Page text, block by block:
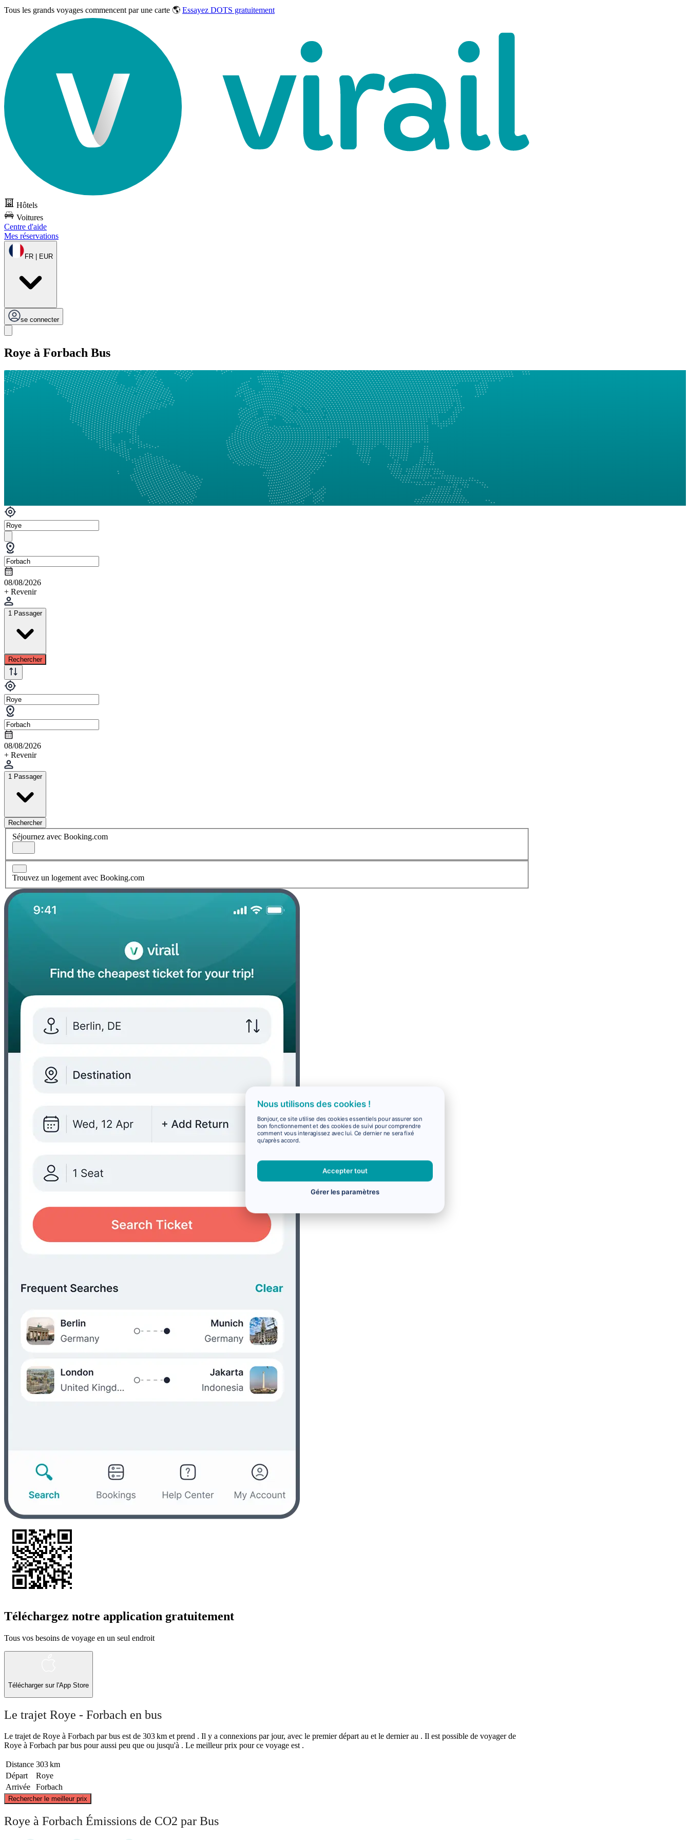
Tous les grands voyages commencent par une carte 🌎 Essayez DOTS gratuitement
Hôtels
Voitures
Centre d'aide
Mes réservations
FR | EUR
se connecter
Roye à Forbach Bus
08/08/2026
+ Revenir
1 Passager
Rechercher
08/08/2026
+ Revenir
1 Passager
Rechercher
Séjournez avec Booking.com
Trouvez un logement avec Booking.com
Téléchargez notre application gratuitement
Tous vos besoins de voyage en un seul endroit
Télécharger sur l'App Store
Le trajet Roye - Forbach en bus
Le trajet de Roye à Forbach par bus est de 303 km et prend . Il y a connexions par jour, avec le premier départ au et le dernier au . Il est possible de voyager de
Roye à Forbach par bus pour aussi peu que ou jusqu'à . Le meilleur prix pour ce voyage est .
Distance 303 km
Départ
Roye
Arrivée
Forbach
Rechercher le meilleur prix
Roye
Roye à Forbach Émissions de CO2 par Bus
Nous utilisons des cookies !
Bonjour, ce site utilise des cookies essentiels pour assurer son
bon fonctionnement et des cookies de suivi pour comprendre
comment vous interagissez avec lui. Ce dernier ne sera fixé
qu'après accord.
Accepter tout
Gérer les paramètres